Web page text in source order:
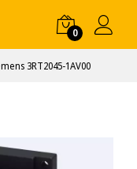
0
3RT2045-1AV00